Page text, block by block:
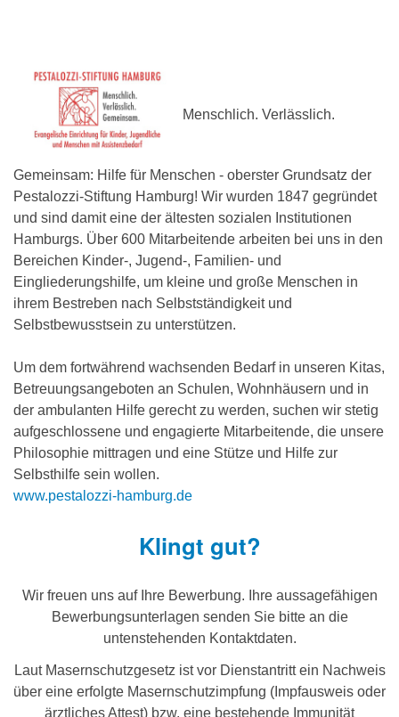
Menschlich. Verlässlich.
Gemeinsam: Hilfe für Menschen - oberster Grundsatz der
Pestalozzi-Stiftung Hamburg! Wir wurden 1847 gegründet
und sind damit eine der ältesten sozialen Institutionen
Hamburgs. Über 600 Mitarbeitende arbeiten bei uns in den
Bereichen Kinder-, Jugend-, Familien- und
Eingliederungshilfe, um kleine und große Menschen in
ihrem Bestreben nach Selbstständigkeit und
Selbstbewusstsein zu unterstützen.
Um dem fortwährend wachsenden Bedarf in unseren Kitas,
Betreuungsangeboten an Schulen, Wohnhäusern und in
der ambulanten Hilfe gerecht zu werden, suchen wir stetig
aufgeschlossene und engagierte Mitarbeitende, die unsere
Philosophie mittragen und eine Stütze und Hilfe zur
Selbsthilfe sein wollen.
www.pestalozzi-hamburg.de
Klingt gut?
Wir freuen uns auf Ihre Bewerbung. Ihre aussagefähigen
Bewerbungsunterlagen senden Sie bitte an die
untenstehenden Kontaktdaten.
Laut Masernschutzgesetz ist vor Dienstantritt ein Nachweis
über eine erfolgte Masernschutzimpfung (Impfausweis oder
ärztliches Attest) bzw. eine bestehende Immunität